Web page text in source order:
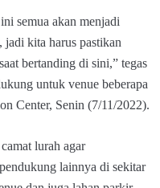
semua akan menjadi
jadi kita harus pastikan
bertanding di sini,” tegas
untuk venue beberapa
Center, Senin (7/11/2022).
lurah agar
lainnya di sekitar